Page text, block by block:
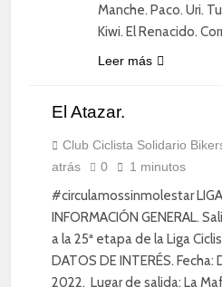
Manche. Paco. Uri.
Kiwi. El Renacido.
Leer más
CICLISMO
CARRETERA
DIVERSIÓN
El Atazar.
Club Ciclista Solidario
atrás
0 1 minutos
#circulamossinmolestar LIGA
INFORMACIÓN GENERAL.
a la 25ª etapa de la Liga
DATOS DE INTERÉS.
2022. Lugar de salida: La